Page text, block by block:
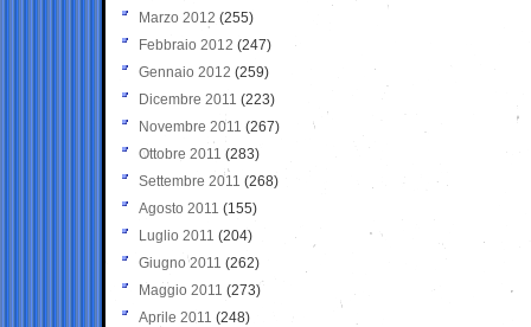
Marzo 2012 (255)
Febbraio 2012 (247)
Gennaio 2012 (259)
Dicembre 2011 (223)
Novembre 2011 (267)
Ottobre 2011 (283)
Settembre 2011 (268)
Agosto 2011 (155)
Luglio 2011 (204)
Giugno 2011 (262)
Maggio 2011 (273)
Aprile 2011 (248)